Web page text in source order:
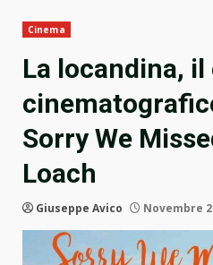
Cinema
La locandina,
Sorry We
Loach
Giuseppe Avico Novembre